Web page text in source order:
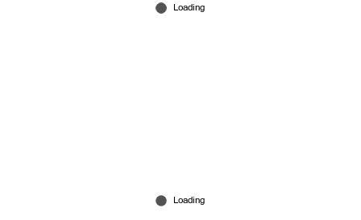
സ്പീഡ് ന്യൂസ് 9.30 PM, ഓഗസ്റ്റ് 06, 2026